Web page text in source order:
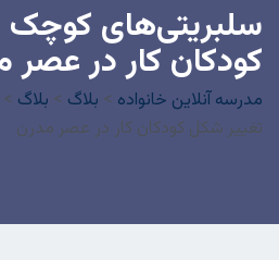
سلبریتی‌های
کودکان کار در عصر
مدرسه آنلاین خانواده > بلاگ > بلاگ >
تغییر شکل کودکان کار در عصر مدرن